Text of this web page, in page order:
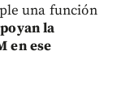
una función
la
en ese